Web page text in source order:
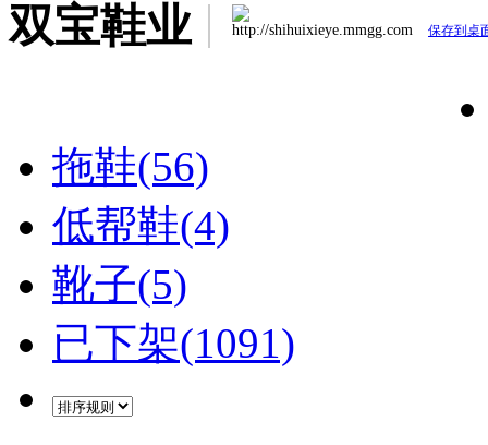
双宝鞋业 http://shihuixieye.mmgg.com 保存到桌
拖鞋(56)
低帮鞋(4)
靴子(5)
已下架(1091)